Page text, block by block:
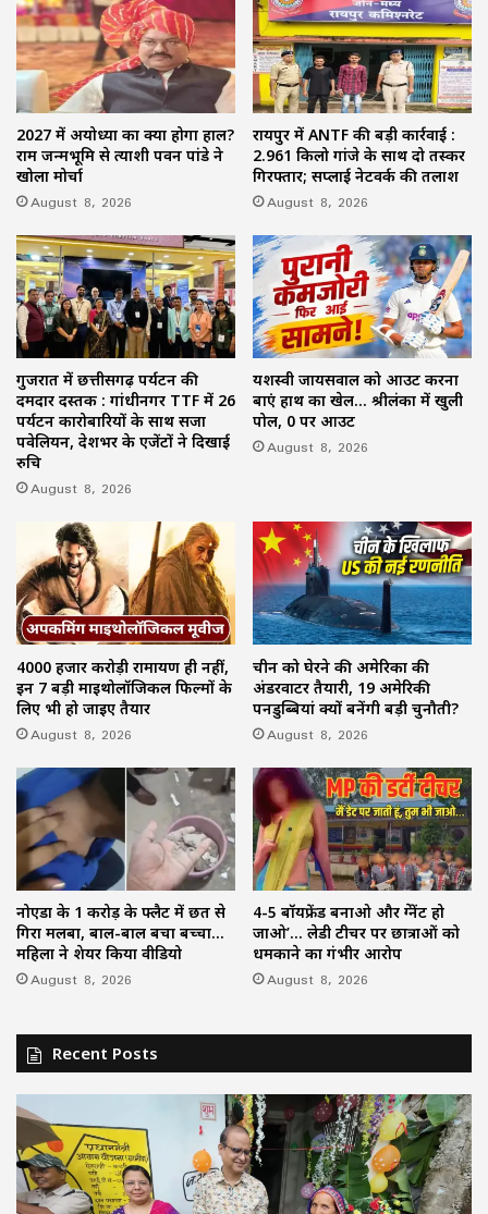
2027 में अयोध्या का क्या होगा हाल?
राम जन्मभूमि से प्रत्याशी पवन पांडे ने
खोला मोर्चा
August 8, 2026
रायपुर में ANTF की बड़ी कार्रवाई :
2.961 किलो गांजे के साथ दो तस्कर
गिरफ्तार; सप्लाई नेटवर्क की तलाश
August 8, 2026
गुजरात में छत्तीसगढ़ पर्यटन की
दमदार दस्तक : गांधीनगर TTF में 26
पर्यटन कारोबारियों के साथ सजा
पवेलियन, देशभर के एजेंटों ने दिखाई
रुचि
August 8, 2026
यशस्वी जायसवाल को आउट करना
बाएं हाथ का खेल… श्रीलंका में खुली
पोल, 0 पर आउट
August 8, 2026
4000 हजार करोड़ी रामायण ही नहीं,
इन 7 बड़ी माइथोलॉजिकल फिल्मों के
लिए भी हो जाइए तैयार
August 8, 2026
चीन को घेरने की अमेरिका की
अंडरवाटर तैयारी, 19 अमेरिकी
पनडुब्बियां क्यों बनेंगी बड़ी चुनौती?
August 8, 2026
नोएडा के 1 करोड़ के फ्लैट में छत से
गिरा मलबा, बाल-बाल बचा बच्चा…
महिला ने शेयर किया वीडियो
August 8, 2026
4-5 बॉयफ्रेंड बनाओ और प्रेग्नेंट हो
जाओ’… लेडी टीचर पर छात्राओं को
धमकाने का गंभीर आरोप
August 8, 2026
Recent Posts